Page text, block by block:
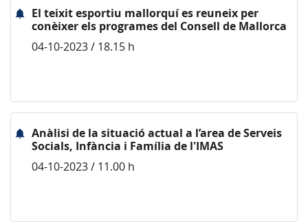
El teixit esportiu mallorquí es reuneix per
conèixer els programes del Consell de Mallorca
04-10-2023 / 18.15 h
Anàlisi de la situació actual a l’area de Serveis
Socials, Infància i Família de l'IMAS
04-10-2023 / 11.00 h